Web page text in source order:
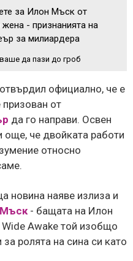
за Илон Мъск от
жена - признанията на
за милиардера
да пази до гроб
официално, че е
от
да го направи. Освен
още, че двойката работи
относно
новина наяве излиза и
- бащата на Илон
Awake той изобщо
ролята на сина си като